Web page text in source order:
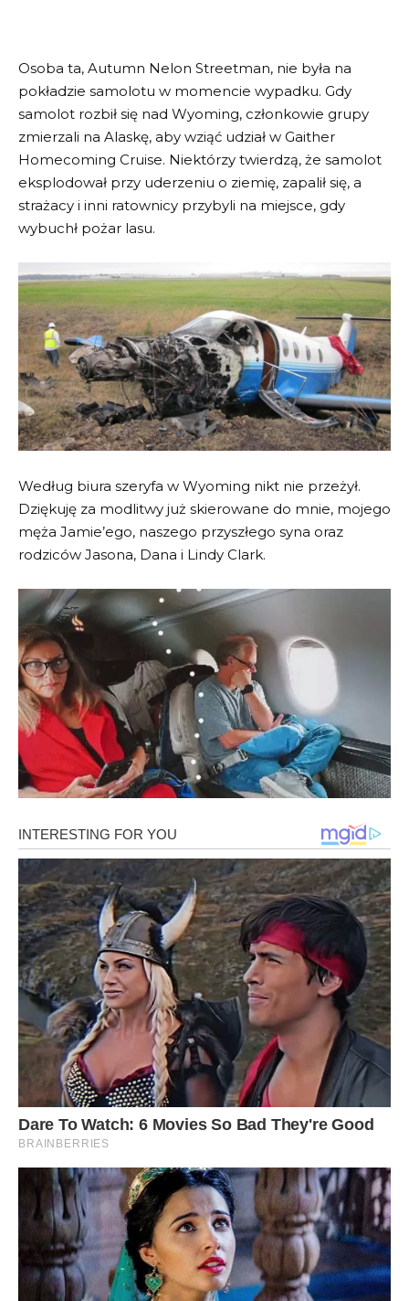
Osoba ta, Autumn Nelon Streetman, nie była na
pokładzie samolotu w momencie wypadku. Gdy
samolot rozbił się nad Wyoming, członkowie grupy
zmierzali na Alaskę, aby wziąć udział w Gaither
Homecoming Cruise. Niektórzy twierdzą, że samolot
eksplodował przy uderzeniu o ziemię, zapalił się, a
strażacy i inni ratownicy przybyli na miejsce, gdy
wybuchł pożar lasu.
Według biura szeryfa w Wyoming nikt nie przeżył.
Dziękuję za modlitwy już skierowane do mnie, mojego
męża Jamie’ego, naszego przyszłego syna oraz
rodziców Jasona, Dana i Lindy Clark.